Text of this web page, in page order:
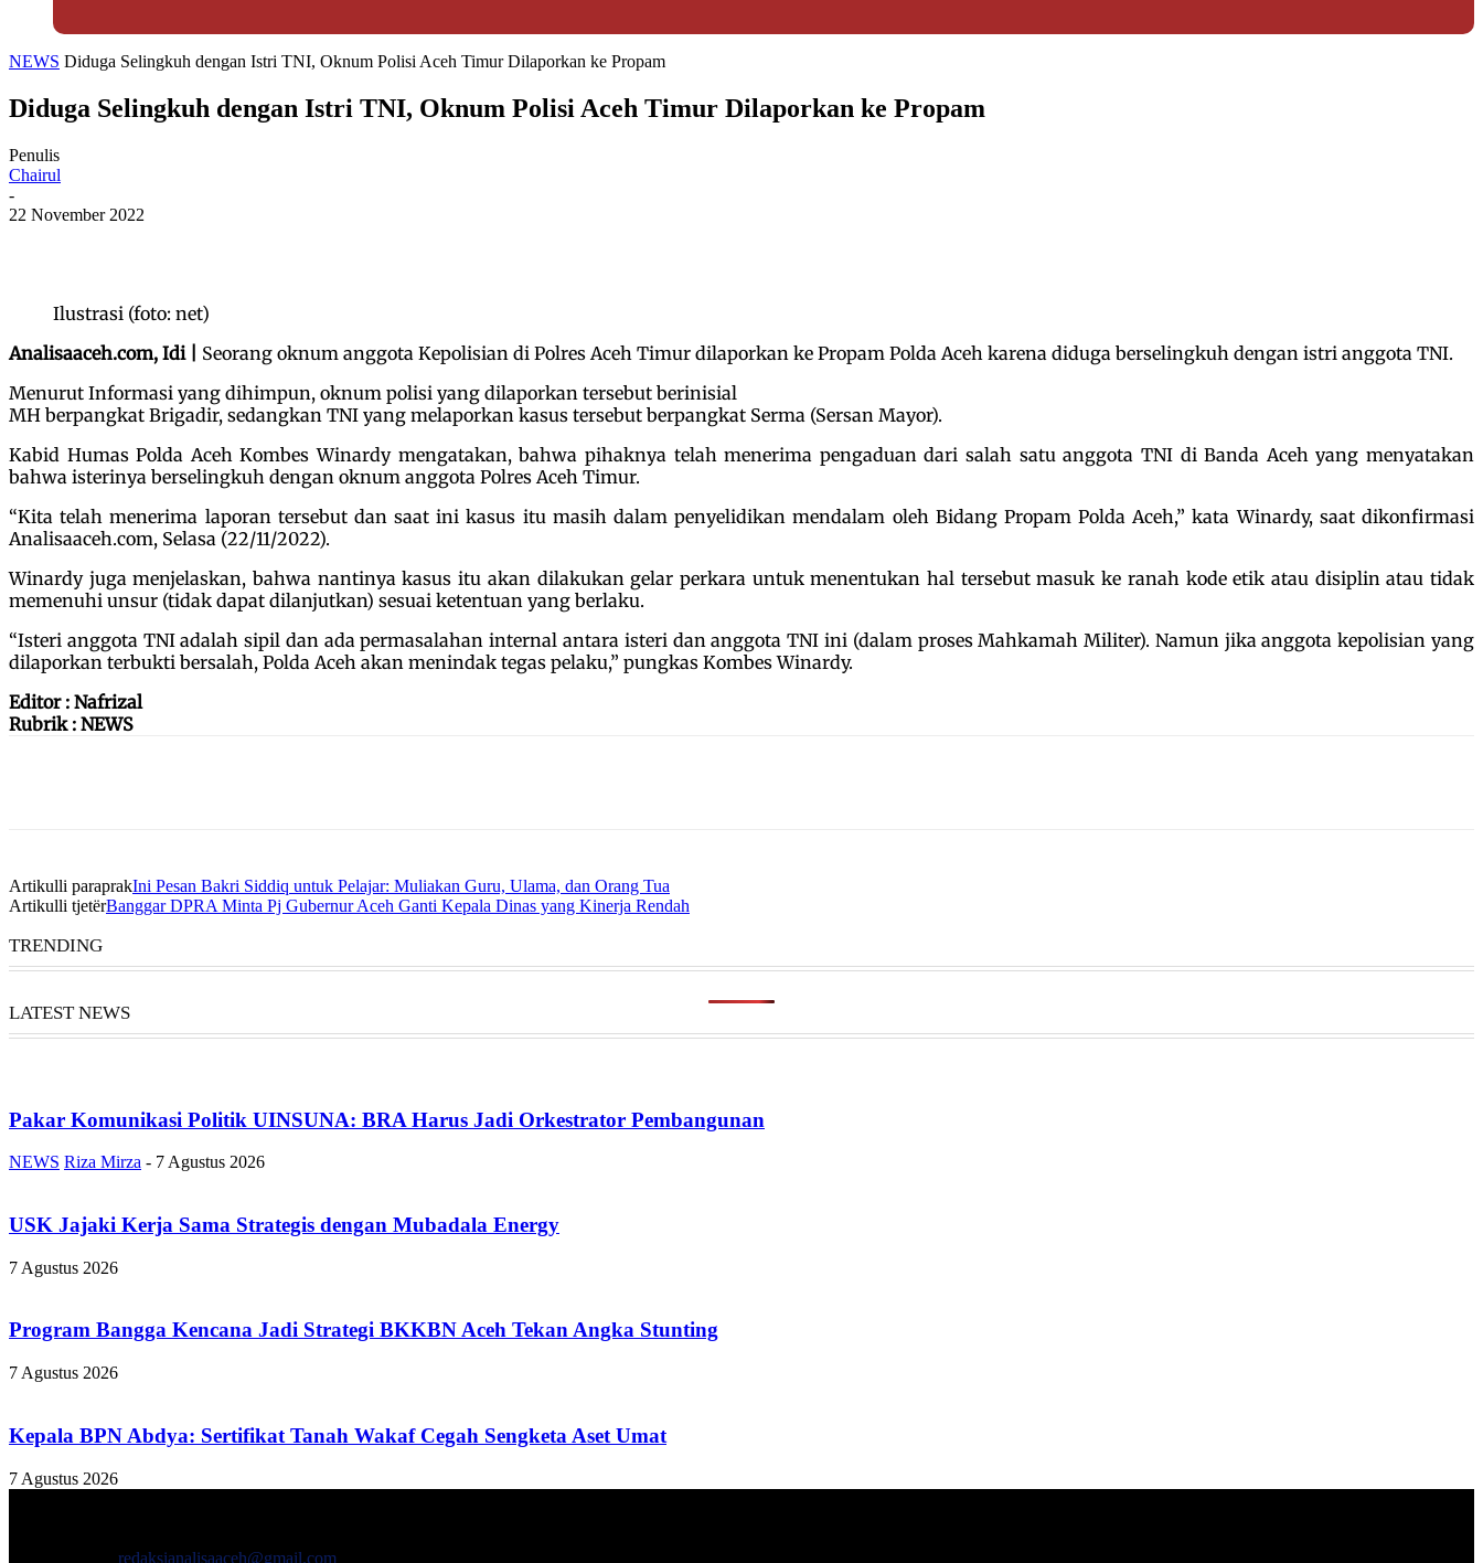
NEWS Diduga Selingkuh dengan Istri TNI, Oknum Polisi Aceh Timur Dilaporkan ke Propam
Diduga Selingkuh dengan Istri TNI, Oknum Polisi Aceh Timur Dilaporkan ke Propam
Penulis
Chairul
-
22 November 2022
Ilustrasi (foto: net)
Analisaaceh.com, Idi |
Seorang oknum anggota Kepolisian di Polres Aceh Timur dilaporkan ke Propam Polda Aceh karena diduga berselingkuh dengan istri anggota TNI.
Menurut Informasi yang dihimpun, oknum polisi yang dilaporkan tersebut berinisial
MH berpangkat Brigadir, sedangkan TNI yang melaporkan kasus tersebut berpangkat Serma (Sersan Mayor).
Kabid Humas Polda Aceh Kombes Winardy mengatakan, bahwa pihaknya telah menerima pengaduan dari salah satu anggota TNI di Banda Aceh yang menyatakan
bahwa isterinya berselingkuh dengan oknum anggota Polres Aceh Timur.
“Kita telah menerima laporan tersebut dan saat ini kasus itu masih dalam penyelidikan mendalam oleh Bidang Propam Polda Aceh,” kata Winardy, saat dikonfirmasi
Analisaaceh.com, Selasa (22/11/2022).
Winardy juga menjelaskan, bahwa nantinya kasus itu akan dilakukan gelar perkara untuk menentukan hal tersebut masuk ke ranah kode etik atau disiplin atau tidak
memenuhi unsur (tidak dapat dilanjutkan) sesuai ketentuan yang berlaku.
“Isteri anggota TNI adalah sipil dan ada permasalahan internal antara isteri dan anggota TNI ini (dalam proses Mahkamah Militer). Namun jika anggota kepolisian yang
dilaporkan terbukti bersalah, Polda Aceh akan menindak tegas pelaku,” pungkas Kombes Winardy.
Editor : Nafrizal
Rubrik : NEWS
Artikulli paraprakIni Pesan Bakri Siddiq untuk Pelajar: Muliakan Guru, Ulama, dan Orang Tua
Artikulli tjetërBanggar DPRA Minta Pj Gubernur Aceh Ganti Kepala Dinas yang Kinerja Rendah
TRENDING
LATEST NEWS
Pakar Komunikasi Politik UINSUNA: BRA Harus Jadi Orkestrator Pembangunan
NEWS Riza Mirza - 7 Agustus 2026
USK Jajaki Kerja Sama Strategis dengan Mubadala Energy
7 Agustus 2026
Program Bangga Kencana Jadi Strategi BKKBN Aceh Tekan Angka Stunting
7 Agustus 2026
Kepala BPN Abdya: Sertifikat Tanah Wakaf Cegah Sengketa Aset Umat
7 Agustus 2026
redaksianalisaaceh@gmail.com